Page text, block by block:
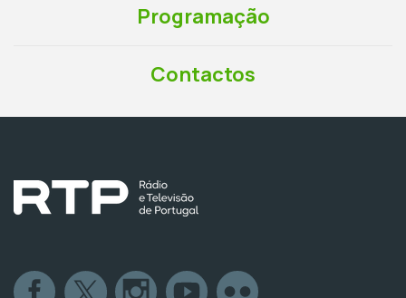
Programação
Contactos